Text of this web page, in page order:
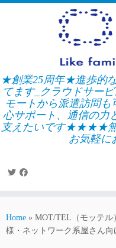
Skip
★創業25周年★進歩的
てます_クラウドサー
モートから派遣訪問
心サポート、通信の力
支えたいです★★★★無
お気軽に
Home » MOT/TEL（モッテ
様・ネットワーク系屋さん向